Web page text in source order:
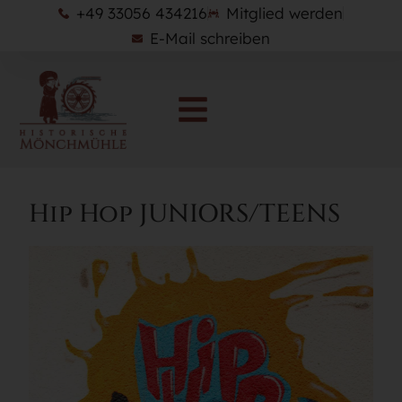
+49 33056 434216
Mitglied werden
E-Mail schreiben
Hip Hop JUNIORS/TEENS